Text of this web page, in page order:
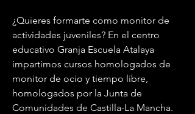
¿Quieres formarte como monitor de
actividades juveniles? En el centro
educativo Granja Escuela Atalaya
impartimos cursos homologados de
monitor de ocio y tiempo libre,
homologados por la Junta de
Comunidades de Castilla-La Mancha.